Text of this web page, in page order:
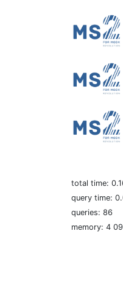
total time:
query time:
queries: 86
memory: 4